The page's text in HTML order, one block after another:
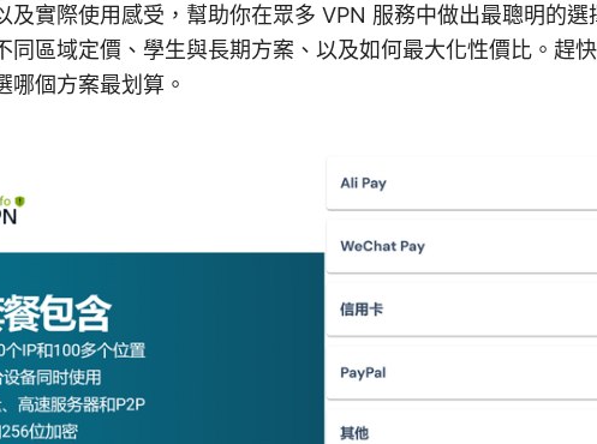
及實際使用感受，幫助你在眾多 VPN 服務中做出最聰明的選
同區域定價、學生與長期方案、以及如何最大化性價比。趕
哪個方案最划算。